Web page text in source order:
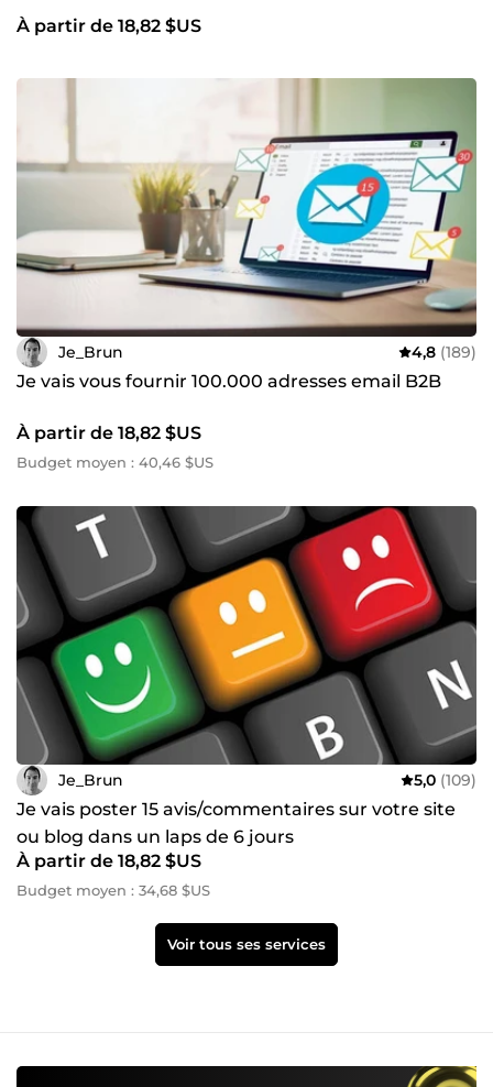
À partir de 18,82 $US
Je_Brun 4,8 (189)
Je vais vous fournir 100.000 adresses email B2B
À partir de 18,82 $US
Budget moyen : 40,46 $US
Je_Brun 5,0 (109)
Je vais poster 15 avis/commentaires sur votre site
ou blog dans un laps de 6 jours
À partir de 18,82 $US
Budget moyen : 34,68 $US
Voir tous ses services